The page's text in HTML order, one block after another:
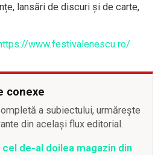
lansări de discuri și de carte,
www.festivalenescu.ro/
conexe
a subiectului, urmărește
din același flux editorial.
de-al doilea magazin din